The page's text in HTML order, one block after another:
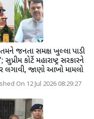
જનતા સમક્ષ ખુલ્લા પાડી
કોર્ટે મહારાષ્ટ્ર સરકારને
લગાવી, જાણો આખો મામલો
On 12 Jul 2026 08:29:27